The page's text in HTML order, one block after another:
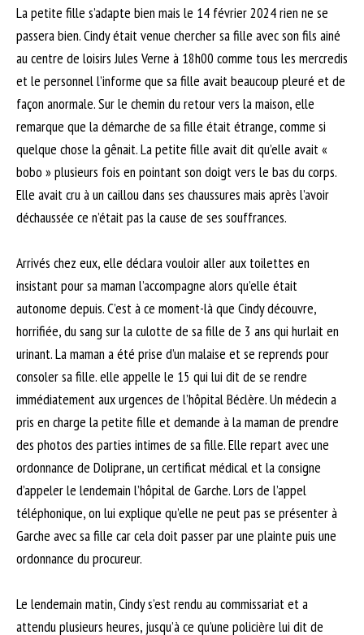
La petite fille s’adapte bien mais le 14 février 2024 rien ne se
passera bien. Cindy était venue chercher sa fille avec son fils ainé
au centre de loisirs Jules Verne à 18h00 comme tous les mercredis
et le personnel l’informe que sa fille avait beaucoup pleuré et de
façon anormale. Sur le chemin du retour vers la maison, elle
remarque que la démarche de sa fille était étrange, comme si
quelque chose la gênait. La petite fille avait dit qu’elle avait «
bobo » plusieurs fois en pointant son doigt vers le bas du corps.
Elle avait cru à un caillou dans ses chaussures mais après l’avoir
déchaussée ce n’était pas la cause de ses souffrances.
Arrivés chez eux, elle déclara vouloir aller aux toilettes en
insistant pour sa maman l’accompagne alors qu’elle était
autonome depuis. C’est à ce moment-là que Cindy découvre,
horrifiée, du sang sur la culotte de sa fille de 3 ans qui hurlait en
urinant. La maman a été prise d’un malaise et se reprends pour
consoler sa fille. elle appelle le 15 qui lui dit de se rendre
immédiatement aux urgences de l’hôpital Béclère. Un médecin a
pris en charge la petite fille et demande à la maman de prendre
des photos des parties intimes de sa fille. Elle repart avec une
ordonnance de Doliprane, un certificat médical et la consigne
d’appeler le lendemain l’hôpital de Garche. Lors de l’appel
téléphonique, on lui explique qu’elle ne peut pas se présenter à
Garche avec sa fille car cela doit passer par une plainte puis une
ordonnance du procureur.
Le lendemain matin, Cindy s’est rendu au commissariat et a
attendu plusieurs heures, jusqu’à ce qu’une policière lui dit de